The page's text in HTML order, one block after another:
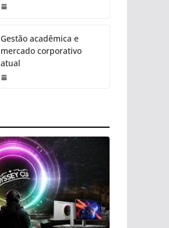
Gestão acadêmica e
mercado corporativo
atual